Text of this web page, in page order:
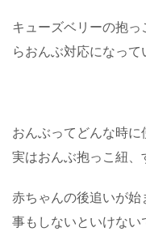
キューズベリーの抱
らおんぶ対応になって
おんぶってどんな時に
実はおんぶ抱っこ紐、
赤ちゃんの後追いが
事もしないといけない